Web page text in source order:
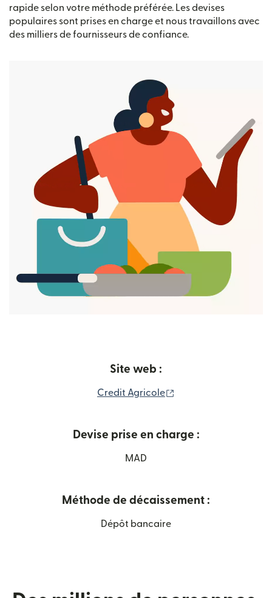
rapide selon votre méthode préférée. Les devises
populaires sont prises en charge et nous travaillons avec
des milliers de fournisseurs de confiance.
Site web :
Credit Agricole
Devise prise en charge :
MAD
Méthode de décaissement :
Dépôt bancaire